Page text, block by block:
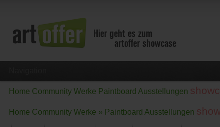
Hier geht es zum
artoffer showcase
Home Community Werke Paintboard Ausstellungen
Home Community Werke » Paintboard Ausstellungen